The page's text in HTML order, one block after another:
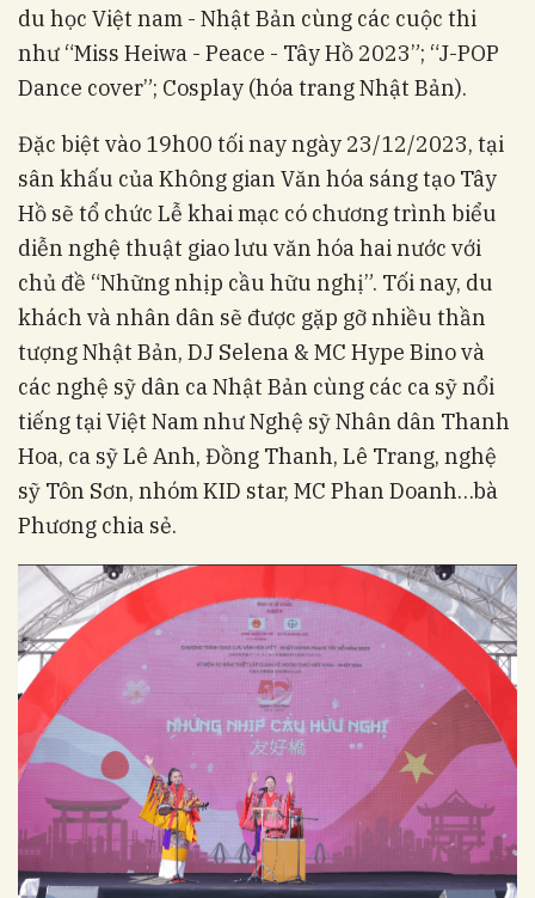
du học Việt nam - Nhật Bản cùng các cuộc thi
như “Miss Heiwa - Peace - Tây Hồ 2023”; “J-POP
Dance cover”; Cosplay (hóa trang Nhật Bản).
Đặc biệt vào 19h00 tối nay ngày 23/12/2023, tại
sân khấu của Không gian Văn hóa sáng tạo Tây
Hồ sẽ tổ chức Lễ khai mạc có chương trình biểu
diễn nghệ thuật giao lưu văn hóa hai nước với
chủ đề “Những nhịp cầu hữu nghị”. Tối nay, du
khách và nhân dân sẽ được gặp gỡ nhiều thần
tượng Nhật Bản, DJ Selena & MC Hype Bino và
các nghệ sỹ dân ca Nhật Bản cùng các ca sỹ nổi
tiếng tại Việt Nam như Nghệ sỹ Nhân dân Thanh
Hoa, ca sỹ Lê Anh, Đồng Thanh, Lê Trang, nghệ
sỹ Tôn Sơn, nhóm KID star, MC Phan Doanh…bà
Phương chia sẻ.